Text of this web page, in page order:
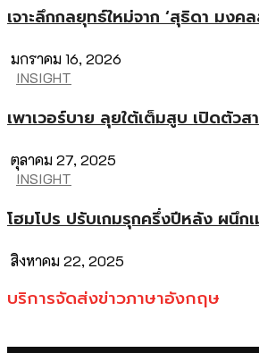
เจาะลึกกลยุทธ์ใหม่จาก ‘สุธิดา มงค
มกราคม 16, 2026
INSIGHT
เพาเวอร์บาย ลุยใต้เต็มสูบ เปิดตัวส
ตุลาคม 27, 2025
INSIGHT
โฮมโปร ปรับเกมรุกครึ่งปีหลัง ผนึกเ
สิงหาคม 22, 2025
บริการจัดส่งข่าวภาษาอังกฤษ